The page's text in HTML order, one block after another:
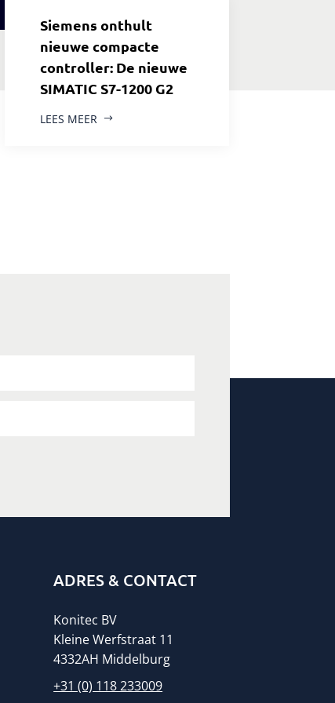
Siemens onthult
nieuwe compacte
controller: De nieuwe
SIMATIC S7-1200 G2
LEES MEER
ADRES & CONTACT
Konitec BV
Kleine Werfstraat 11
4332AH Middelburg
+31 (0) 118 233009